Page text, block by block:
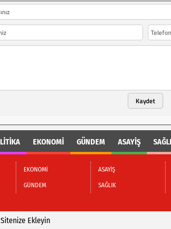
Kaydet
EKONOMİ GÜNDEM ASAYİŞ
EKONOMİ
GÜNDEM
ASAYİŞ
SAĞLIK
Sitenize Ekleyin